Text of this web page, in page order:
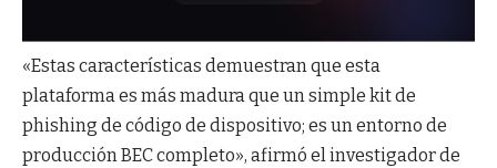
«Estas características demuestran que esta
plataforma es más madura que un simple kit de
phishing de código de dispositivo; es un entorno de
producción BEC completo», afirmó el investigador de